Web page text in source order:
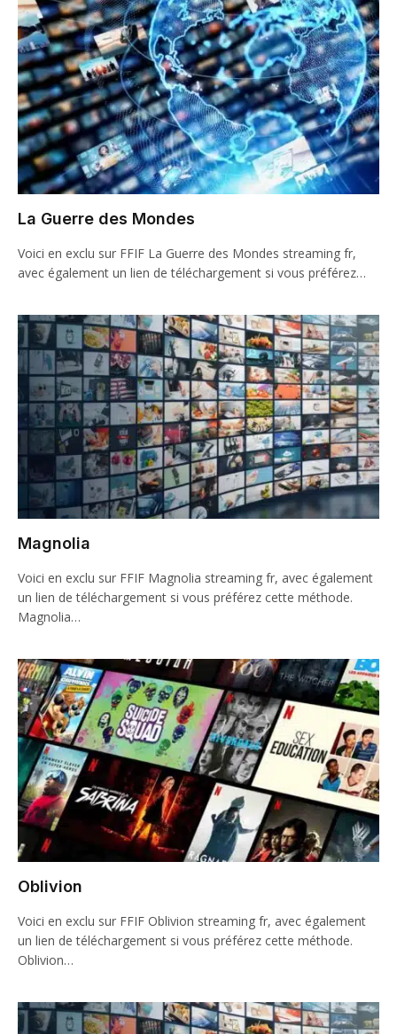
La Guerre des Mondes
Voici en exclu sur FFIF La Guerre des Mondes streaming fr,
avec également un lien de téléchargement si vous préférez…
Magnolia
Voici en exclu sur FFIF Magnolia streaming fr, avec également
un lien de téléchargement si vous préférez cette méthode.
Magnolia…
Oblivion
Voici en exclu sur FFIF Oblivion streaming fr, avec également
un lien de téléchargement si vous préférez cette méthode.
Oblivion…